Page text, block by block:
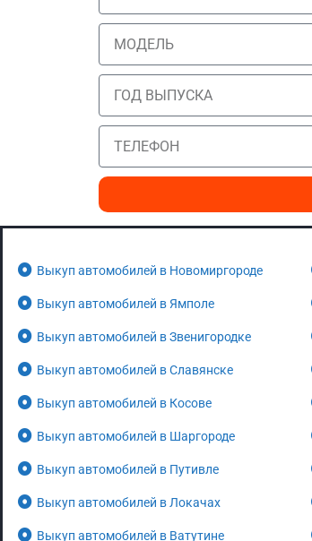
Выкуп автомобилей в Новомиргороде
Выкуп автомобилей в Ямполе
Выкуп автомобилей в Звенигородке
Выкуп автомобилей в Славянске
Выкуп автомобилей в Косове
Выкуп автомобилей в Шаргороде
Выкуп автомобилей в Путивле
Выкуп автомобилей в Локачах
Выкуп автомобилей в Ватутине